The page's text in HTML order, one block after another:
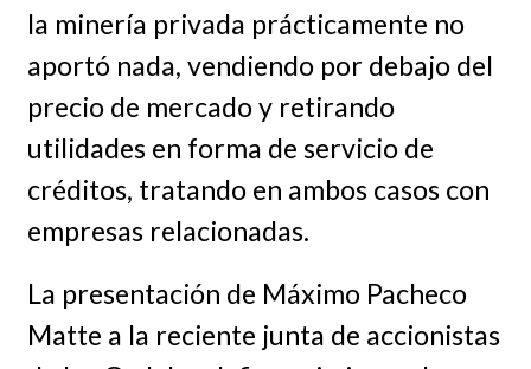
la minería privada prácticamente no
aportó nada, vendiendo por debajo del
precio de mercado y retirando
utilidades en forma de servicio de
créditos, tratando en ambos casos con
empresas relacionadas.
La presentación de Máximo Pacheco
Matte a la reciente junta de accionistas